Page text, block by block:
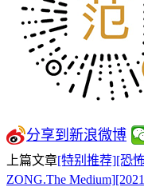
分享到新浪微博
上篇文章[特别推荐][恐
ZONG.The